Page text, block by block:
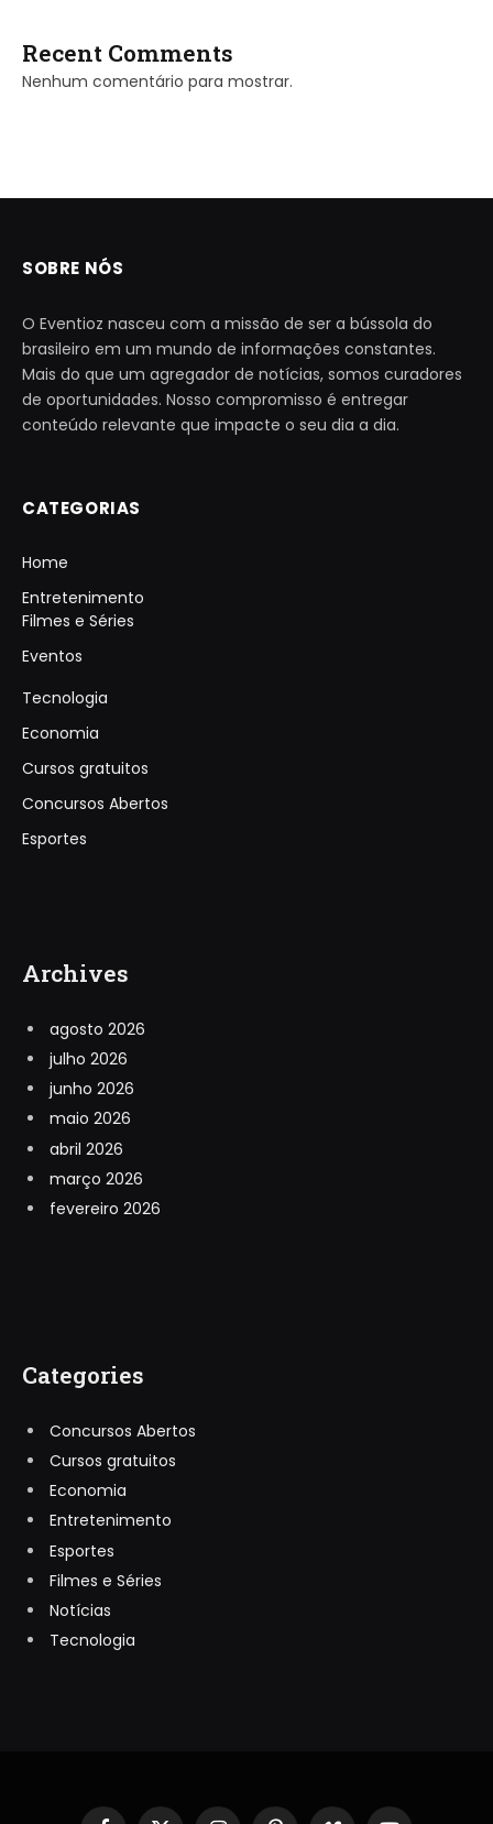
Recent Comments
Nenhum comentário para mostrar.
SOBRE NÓS
O Eventioz nasceu com a missão de ser a bússola do
brasileiro em um mundo de informações constantes.
Mais do que um agregador de notícias, somos curadores
de oportunidades. Nosso compromisso é entregar
conteúdo relevante que impacte o seu dia a dia.
CATEGORIAS
Home
Entretenimento
Filmes e Séries
Eventos
Tecnologia
Economia
Cursos gratuitos
Concursos Abertos
Esportes
Archives
agosto 2026
julho 2026
junho 2026
maio 2026
abril 2026
março 2026
fevereiro 2026
Categories
Concursos Abertos
Cursos gratuitos
Economia
Entretenimento
Esportes
Filmes e Séries
Notícias
Tecnologia